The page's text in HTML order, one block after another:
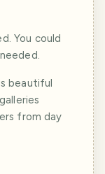
You could
beautiful
from day